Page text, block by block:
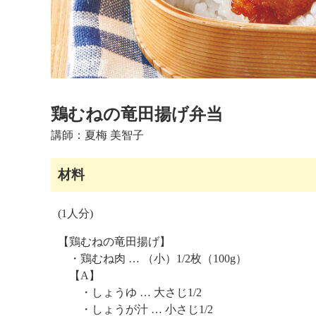
」
鶏むねの竜田揚げ弁当
講師： 夏梅 美智子
材料
(1人分)
【鶏むねの竜田揚げ】
・鶏むね肉 … （小）1/2枚（100g）
【A】
・しょうゆ … 大さじ1/2
・しょうが汁 … 小さじ1/2